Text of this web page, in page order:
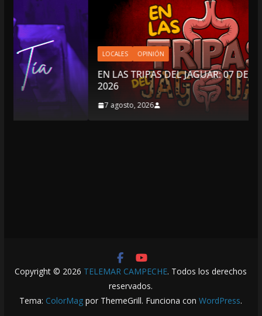
LOCALES OPINIÓN
EN LAS TRIPAS DEL JAGUAR: 07 DE AGOSTO DE
2026
7 agosto, 2026
Copyright © 2026 TELEMAR CAMPECHE. Todos los derechos
reservados.
Tema: ColorMag por ThemeGrill. Funciona conWordPress.